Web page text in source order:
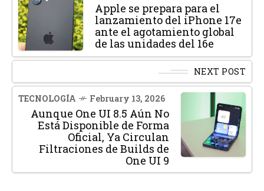
Apple se prepara para el
lanzamiento del iPhone 17e
ante el agotamiento global
de las unidades del 16e
NEXT POST
TECNOLOGÍA February 13, 2026
Aunque One UI 8.5 Aún No
Está Disponible de Forma
Oficial, Ya Circulan
Filtraciones de Builds de
One UI 9